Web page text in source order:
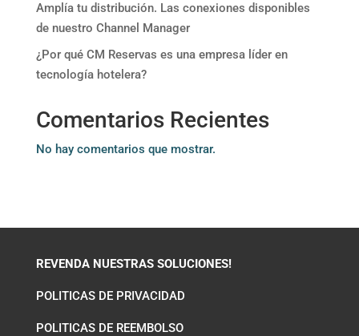
Amplía tu distribución. Las conexiones disponibles
de nuestro Channel Manager
¿Por qué CM Reservas es una empresa líder en
tecnología hotelera?
Comentarios Recientes
No hay comentarios que mostrar.
REVENDA NUESTRAS SOLUCIONES!
POLITICAS DE PRIVACIDAD
POLITICAS DE REEMBOLSO